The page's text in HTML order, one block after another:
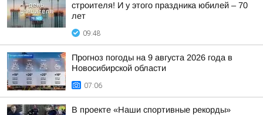
строителя! И у этого праздника юбилей – 70
лет
09:48
Прогноз погоды на 9 августа 2026 года в
Новосибирской области
07:06
В проекте «Наши спортивные рекорды»